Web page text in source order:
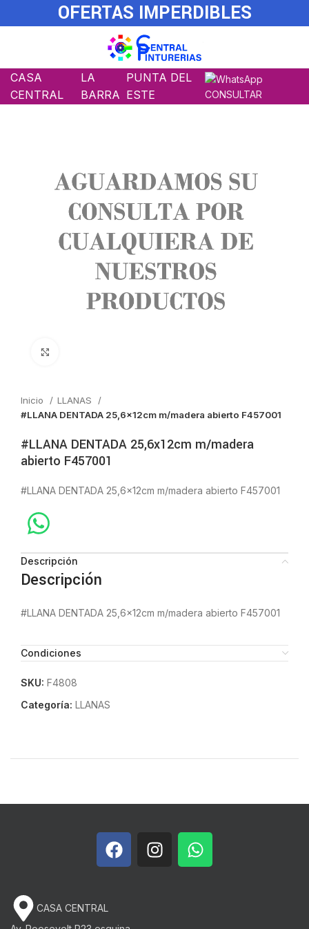
OFERTAS IMPERDIBLES
CASA
CENTRAL
LA
BARRA
PUNTA DEL
ESTE
CONSULTAR
Inicio
LLANAS
#LLANA DENTADA 25,6x12cm m/madera abierto F457001
#LLANA DENTADA 25,6x12cm m/madera
abierto F457001
#LLANA DENTADA 25,6x12cm m/madera abierto F457001
Descripción
Descripción
#LLANA DENTADA 25,6x12cm m/madera abierto F457001
Condiciones
SKU: F4808
Categoría: LLANAS
CASA CENTRAL